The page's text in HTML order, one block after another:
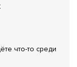
что-то среди